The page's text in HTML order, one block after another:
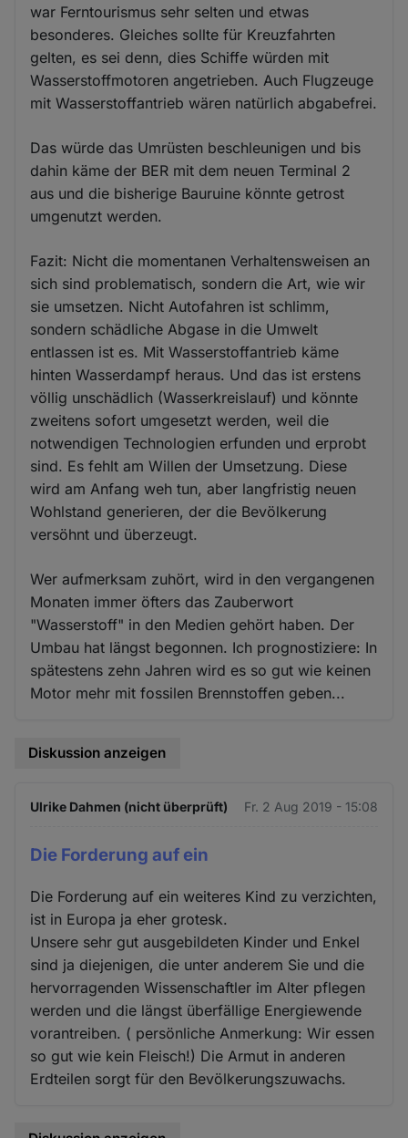
war Ferntourismus sehr selten und etwas
besonderes. Gleiches sollte für Kreuzfahrten
gelten, es sei denn, dies Schiffe würden mit
Wasserstoffmotoren angetrieben. Auch Flugzeuge
mit Wasserstoffantrieb wären natürlich abgabefrei.
Das würde das Umrüsten beschleunigen und bis
dahin käme der BER mit dem neuen Terminal 2
aus und die bisherige Bauruine könnte getrost
umgenutzt werden.
Fazit: Nicht die momentanen Verhaltensweisen an
sich sind problematisch, sondern die Art, wie wir
sie umsetzen. Nicht Autofahren ist schlimm,
sondern schädliche Abgase in die Umwelt
entlassen ist es. Mit Wasserstoffantrieb käme
hinten Wasserdampf heraus. Und das ist erstens
völlig unschädlich (Wasserkreislauf) und könnte
zweitens sofort umgesetzt werden, weil die
notwendigen Technologien erfunden und erprobt
sind. Es fehlt am Willen der Umsetzung. Diese
wird am Anfang weh tun, aber langfristig neuen
Wohlstand generieren, der die Bevölkerung
versöhnt und überzeugt.
Wer aufmerksam zuhört, wird in den vergangenen
Monaten immer öfters das Zauberwort
"Wasserstoff" in den Medien gehört haben. Der
Umbau hat längst begonnen. Ich prognostiziere: In
spätestens zehn Jahren wird es so gut wie keinen
Motor mehr mit fossilen Brennstoffen geben...
Diskussion anzeigen
Ulrike Dahmen (nicht überprüft) Fr. 2 Aug 2019 - 15:08
Die Forderung auf ein
Die Forderung auf ein weiteres Kind zu verzichten,
ist in Europa ja eher grotesk.
Unsere sehr gut ausgebildeten Kinder und Enkel
sind ja diejenigen, die unter anderem Sie und die
hervorragenden Wissenschaftler im Alter pflegen
werden und die längst überfällige Energiewende
vorantreiben. ( persönliche Anmerkung: Wir essen
so gut wie kein Fleisch!) Die Armut in anderen
Erdteilen sorgt für den Bevölkerungszuwachs.